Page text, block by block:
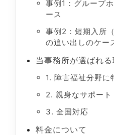
事例1：グループ
ース
事例2：短期入所
の追い出しのケー
当事務所が選ばれる
1. 障害福祉分野に
2. 親身なサポート
3. 全国対応
料金について